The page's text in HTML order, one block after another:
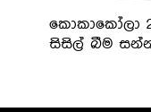
කොකාකෝලා
සිසිල් බීම